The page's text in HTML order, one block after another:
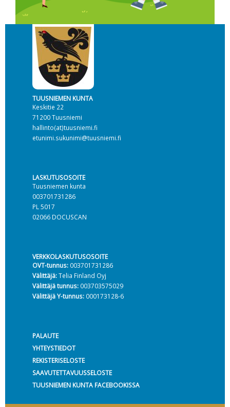
TUUSNIEMEN KUNTA
Keskitie 22
71200 Tuusniemi
hallinto(at)tuusniemi.fi
etunimi.sukunimi@tuusniemi.fi
LASKUTUSOSOITE
Tuusniemen kunta
003701731286
PL 5017
02066 DOCUSCAN
VERKKOLASKUTUSOSOITE
OVT-tunnus:003701731286
Välittäjä:Telia Finland Oyj
Välittäjä tunnus:003703575029
Välittäjä Y-tunnus:000173128-6
PALAUTE
YHTEYSTIEDOT
REKISTERISELOSTE
SAAVUTETTAVUUSSELOSTE
TUUSNIEMEN KUNTA FACEBOOKISSA